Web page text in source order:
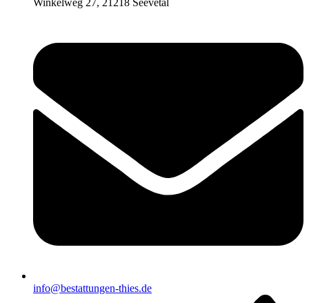
Winkelweg 27, 21218 Seevetal
info@bestattungen-thies.de